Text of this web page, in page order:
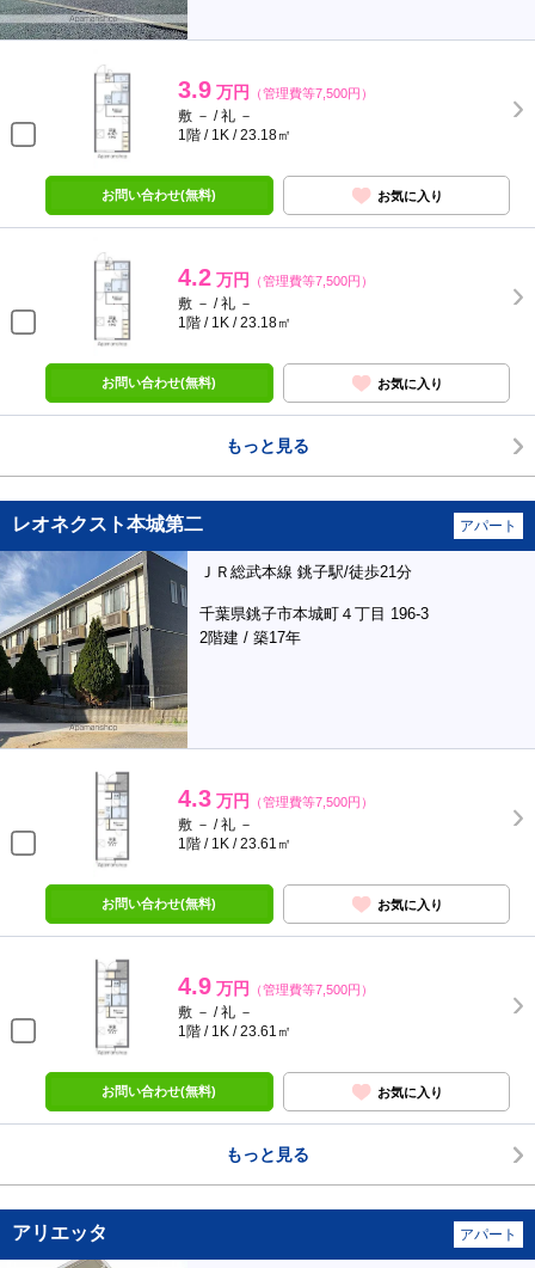
3.9 万円 （管理費等7,500円）
敷 － / 礼 －
1階 / 1K / 23.18㎡
お問い合わせ(無料) お気に入り
4.2 万円 （管理費等7,500円）
敷 － / 礼 －
1階 / 1K / 23.18㎡
お問い合わせ(無料) お気に入り
もっと見る
レオネクスト本城第二 アパート
ＪＲ総武本線 銚子駅/徒歩21分
千葉県銚子市本城町４丁目 196-3
2階建 / 築17年
4.3 万円 （管理費等7,500円）
敷 － / 礼 －
1階 / 1K / 23.61㎡
お問い合わせ(無料) お気に入り
4.9 万円 （管理費等7,500円）
敷 － / 礼 －
1階 / 1K / 23.61㎡
お問い合わせ(無料) お気に入り
もっと見る
アリエッタ アパート